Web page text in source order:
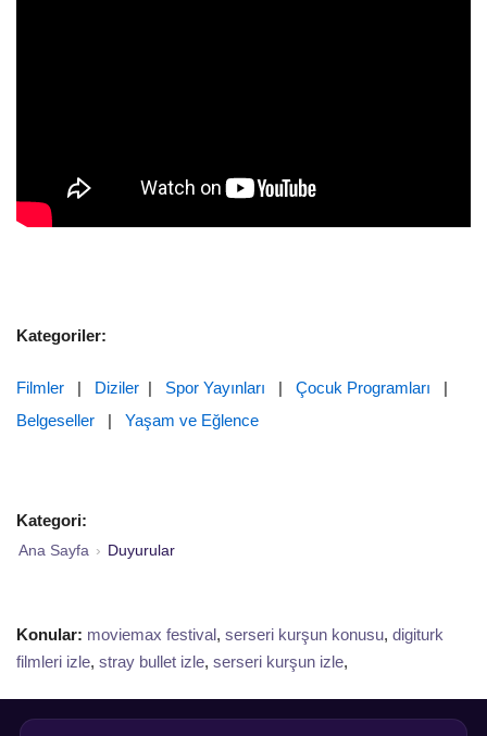
Kategoriler:
Filmler | Diziler | Spor Yayınları | Çocuk Programları |
Belgeseller | Yaşam ve Eğlence
Kategori:
Ana Sayfa › Duyurular
Konular: moviemax festival, serseri kurşun konusu, digiturk
filmleri izle, stray bullet izle, serseri kurşun izle,